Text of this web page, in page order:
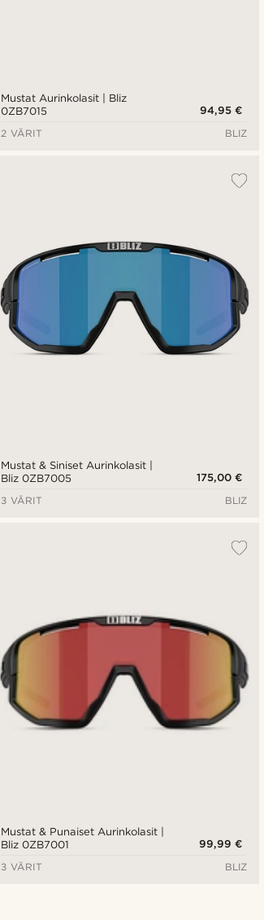
Mustat Aurinkolasit | Bliz
0ZB7015
94,95 €
2 VÄRIT
BLIZ
Mustat & Siniset Aurinkolasit |
Bliz 0ZB7005
175,00 €
3 VÄRIT
BLIZ
Mustat & Punaiset Aurinkolasit |
Bliz 0ZB7001
99,99 €
3 VÄRIT
BLIZ